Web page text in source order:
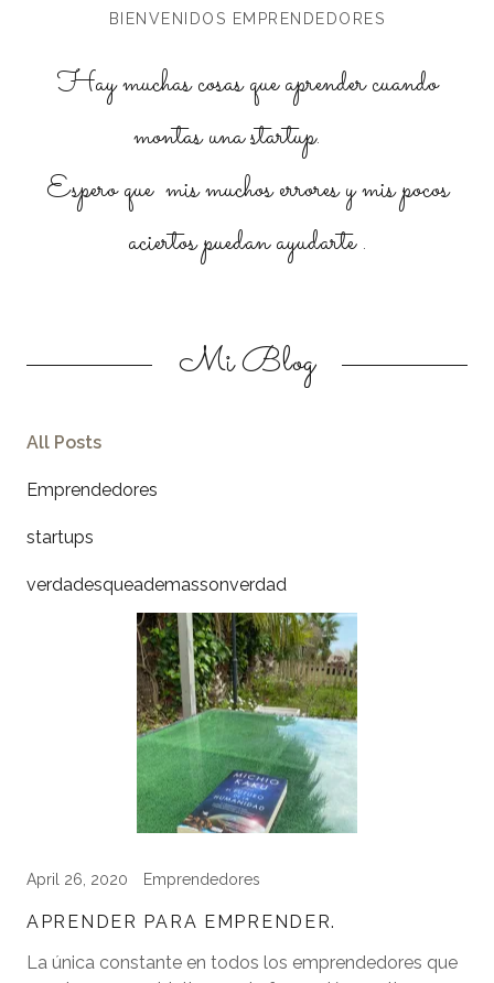
BIENVENIDOS EMPRENDEDORES
Hay muchas cosas que aprender cuando
montas una startup.
Espero que mis muchos errores y mis pocos
aciertos puedan ayudarte .
Mi Blog
All Posts
Emprendedores
startups
verdadesqueademassonverdad
April 26, 2020 Emprendedores
APRENDER PARA EMPRENDER.
La única constante en todos los emprendedores que